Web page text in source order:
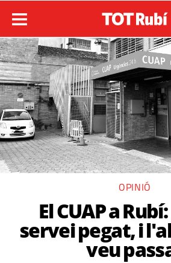
OPINIÓ
El CUAP a
servei pegat, i
veu